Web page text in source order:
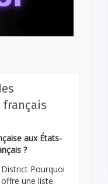
français
aux États-
?
Pourquoi
une liste